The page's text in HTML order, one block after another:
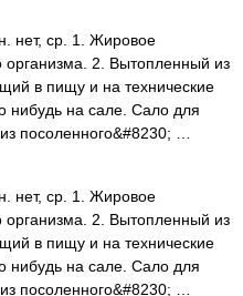
нет, ср. 1. Жировое
организма. 2. Вытопленный из
в пищу и на технические
нибудь на сале. Сало для
посоленного&#8230; …
нет, ср. 1. Жировое
организма. 2. Вытопленный из
в пищу и на технические
нибудь на сале. Сало для
посоленного&#8230; …